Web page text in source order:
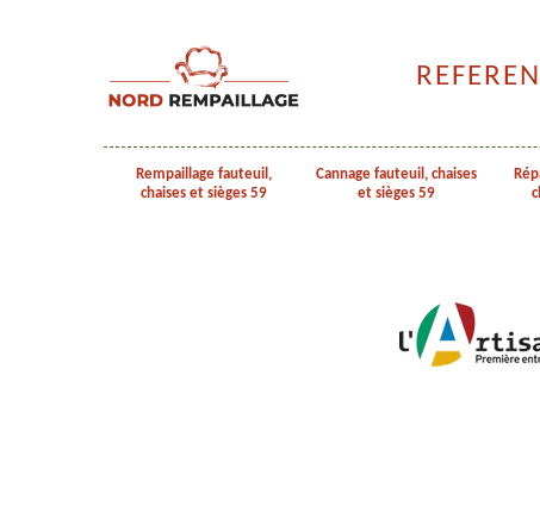
Rempaillage fauteuil,
chaises et sièges 59
Cannage fauteuil, chaises
et sièges 59